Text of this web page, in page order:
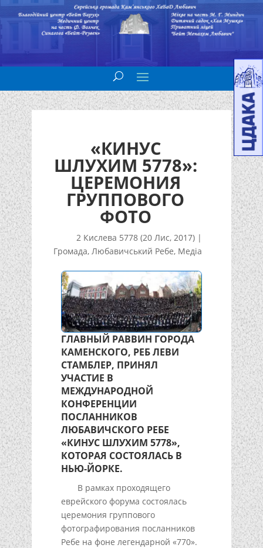
«КИНУС
ШЛУХИМ 5778»:
ЦЕРЕМОНИЯ
ГРУППОВОГО
ФОТО
2 Кислева 5778 (20 Лис, 2017) |
Громада,Любавичський Ребе, Медіа
ГЛАВНЫЙ РАВВИН ГОРОДА
КАМЕНСКОГО, РЕБ ЛЕВИ
СТАМБЛЕР, ПРИНЯЛ
УЧАСТИЕ В
МЕЖДУНАРОДНОЙ
КОНФЕРЕНЦИИ
ПОСЛАННИКОВ
ЛЮБАВИЧСКОГО РЕБЕ
«КИНУС ШЛУХИМ 5778»,
КОТОРАЯ СОСТОЯЛАСЬ В
НЬЮ-ЙОРКЕ.
В рамках проходящего
еврейского форума состоялась
церемония группового
фотографирования посланников
Ребе на фоне легендарной «770».